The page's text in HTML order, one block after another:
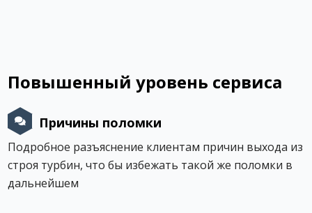
Повышенный уровень сервиса
Причины поломки
Подробное разъяснение клиентам причин выхода из
строя турбин, что бы избежать такой же поломки в
дальнейшем